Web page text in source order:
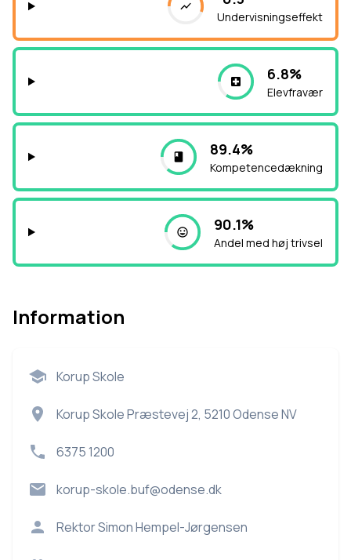
Undervisningseffekt
6.8%
Elevfravær
89.4%
Kompetencedækning
90.1%
Andel med høj trivsel
Information
Korup Skole
Korup Skole Præstevej 2, 5210 Odense NV
6375 1200
korup-skole.buf@odense.dk
RektorSimon Hempel-Jørgensen